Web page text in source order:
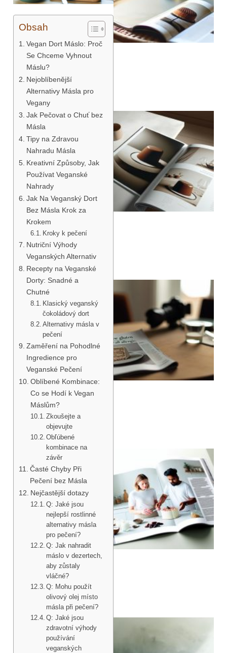
Obsah
Vegan Dort Máslo: Proč
Se Chceme Vyhnout
Máslu?
Nejoblíbenější
Alternativy Másla pro
Vegany
Jak Pečovat o Chuť bez
Másla
Tipy na Zdravou
Nahradu Másla
Kreativní Způsoby, Jak
Používat Veganské
Nahrady
Jak Na Veganský Dort
Bez Másla Krok za
Krokem
Kroky k pečení
Nutriční Výhody
Veganských Alternativ
Recepty na Veganské
Dorty: Snadné a
Chutné
Klasický veganský
čokoládový dort
Alternativy másla v
pečení
Zaměření na Pohodlné
Ingredience pro
Veganské Pečení
Oblíbené Kombinace:
Co se Hodí k Vegan
Máslům?
Zkoušejte a
objevujte
Obľúbené
kombinace na
závěr
Časté Chyby Při
Pečení bez Másla
Nejčastější dotazy
Q: Jaké jsou
nejlepší rostlinné
alternativy másla
pro pečení?
Q: Jak nahradit
máslo v dezertech,
aby zůstaly
vláčné?
Q: Mohu použít
olivový olej místo
másla při pečení?
Q: Jaké jsou
zdravotní výhody
používání
veganských